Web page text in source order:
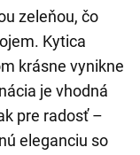
zeleňou, čo
Kytica
krásne vynikne
je vhodná
pre radosť –
eleganciu so